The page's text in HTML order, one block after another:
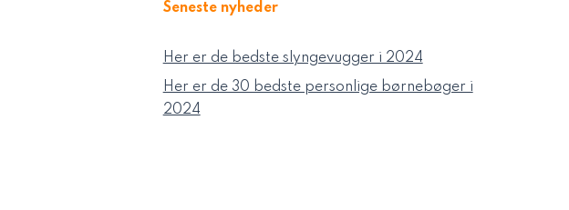
Seneste nyheder
Her er de bedste slyngevugger i 2024
Her er de 30 bedste personlige børnebøger i
2024